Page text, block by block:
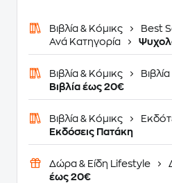
Βιβλία & Κόμικς
Best
Ανά Κατηγορία
Βιβλία & Κόμικς
Βιβλία έως 20€
Βιβλία & Κόμικς
Εκδόσεις Πατάκη
Δώρα & Είδη Lifestyle
έως 20€